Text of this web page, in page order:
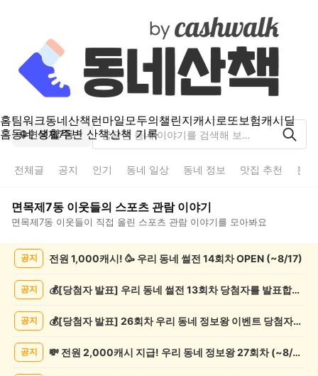
홈팀워크동네산책 런마일모두의챌린지캐시로또보험캐시딜
홈동네 생활주변 산책산책 기록
면목제7동
전체글 공지 인기 동네 일상 동네 정보 맛집 추천 분
면목제7동 이웃들의 스포츠 관람이야기
면목제7동 이웃들이 직접 올린 스포츠 관람 이야기를 모아봐요
공지 전원 1,000캐시! 🥳 우리 동네 썰전 14회차 OPEN (~8/17)
공지 💰[당첨자 발표] 우리 동네 썰전 13회차 당첨자를 발표합니다!
공지 💰[당첨자 발표] 26회차 우리 동네 정보왕 이벤트 당첨자를 발표합니다!
공지 💸 전원 2,000캐시 지급! 우리 동네 정보왕 27회차 (~8/10)